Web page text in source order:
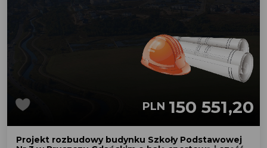
PLN 150 551,20
Projekt rozbudowy budynku Szkoły Podstawowej